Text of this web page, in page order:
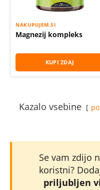
NAKUPUJEM.SI
Magnezij kompleks
KUPI ZDAJ
Kazalo vsebine
Se vam zdijo
koristni?
priljubljen